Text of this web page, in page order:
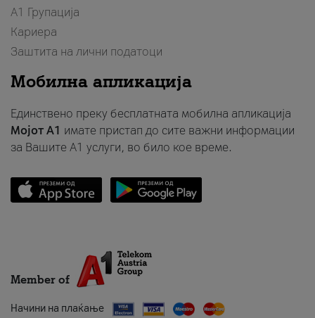
А1 Групација
Кариера
Заштита на лични податоци
Мобилна апликација
Единствено преку бесплатната мобилна апликација
Мојот A1 имате пристап до сите важни информации
за Вашите A1 услуги, во било кое време.
Member of
Начини на плаќање